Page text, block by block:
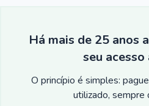
Há mais de 25 anos
seu acesso
O princípio é simples:
utilizado, sempre